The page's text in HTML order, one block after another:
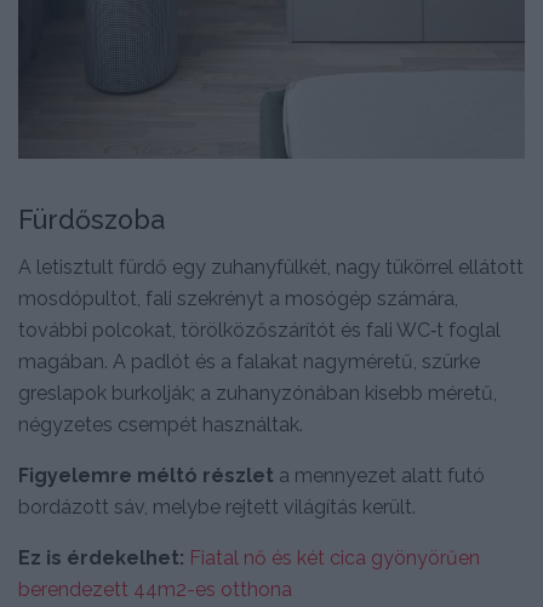
Fürdőszoba
A letisztult fürdő egy zuhanyfülkét, nagy tükörrel ellátott
mosdópultot, fali szekrényt a mosógép számára,
további polcokat, törölközőszárítót és fali WC‑t foglal
magában. A padlót és a falakat nagyméretű, szürke
greslapok burkolják; a zuhanyzónában kisebb méretű,
négyzetes csempét használtak.
Figyelemre méltó részlet a mennyezet alatt futó
bordázott sáv, melybe rejtett világítás került.
Ez is érdekelhet: Fiatal nő és két cica gyönyörűen
berendezett 44m2-es otthona